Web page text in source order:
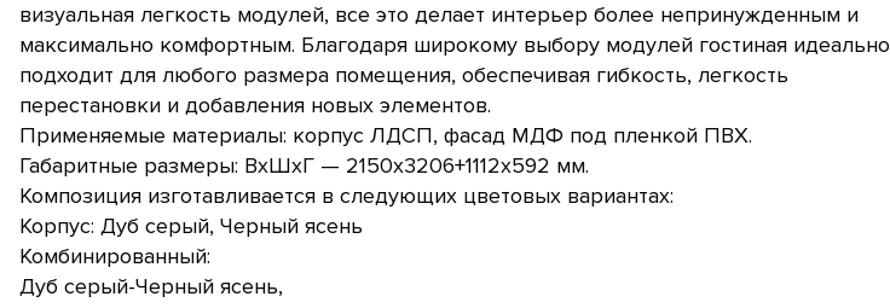
визуальная легкость модулей, все это делает интерьер более непринужденным и
максимально комфортным. Благодаря широкому выбору модулей гостиная идеально
подходит для любого размера помещения, обеспечивая гибкость, легкость
перестановки и добавления новых элементов.
Применяемые материалы: корпус ЛДСП, фасад МДФ под пленкой ПВХ.
Габаритные размеры: ВхШхГ — 2150х3206+1112х592 мм.
Композиция изготавливается в следующих цветовых вариантах:
Корпус: Дуб серый, Черный ясень
Комбинированный:
Дуб серый-Черный ясень,